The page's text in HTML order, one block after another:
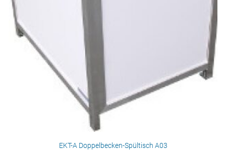
EKT-A Doppelbecken-Spültisch A03